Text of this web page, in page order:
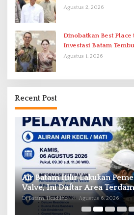
Agustus 2, 2026
Dinobatkan Best Place
Investasi Batam
Ekonomi Tumbuh 6,76
Agustus 1, 2026
Recent Post
Air Batam Hilir Lakukan
Valve, Ini Daftar Area
Di Batam, Headline | Agustus 6, 2026